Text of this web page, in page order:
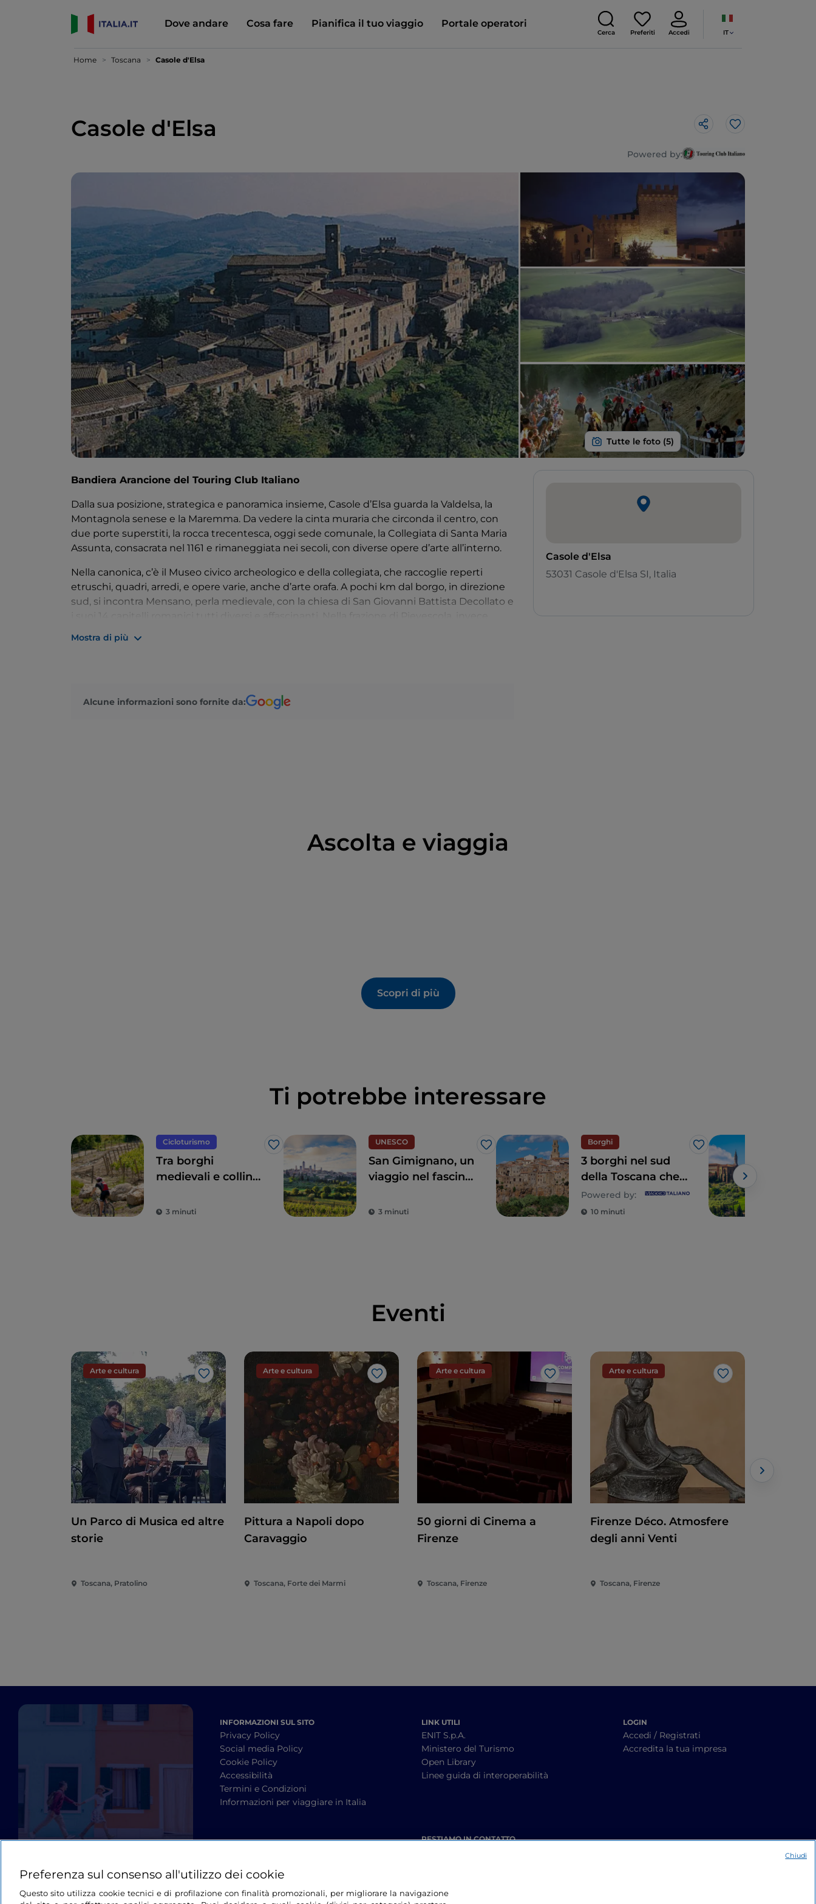
Dove andare Cosa fare Pianifica il tuo viaggio Portale operatori
Cerca Preferiti Accedi IT
Home Toscana Casole d'Elsa
Casole d'Elsa Like
Powered by:
Bandiera Arancione del Touring Club Italiano
Dalla sua posizione, strategica e panoramica insieme, Casole d’Elsa guarda la Valdelsa, la
Montagnola senese e la Maremma. Da vedere la cinta muraria che circonda il centro, con
due porte superstiti, la rocca trecentesca, oggi sede comunale, la Collegiata di Santa Maria
Assunta, consacrata nel 1161 e rimaneggiata nei secoli, con diverse opere d’arte all’interno.
Nella canonica, c’è il Museo civico archeologico e della collegiata, che raccoglie reperti
etruschi, quadri, arredi, e opere varie, anche d’arte orafa. A pochi km dal borgo, in direzione
sud, si incontra Mensano, perla medievale, con la chiesa di San Giovanni Battista Decollato e
Mostra di più
Alcune informazioni sono fornite da:
Casole d'Elsa
53031 Casole d'Elsa SI, Italia
Ascolta e viaggia
Scopri di più
Ti potrebbe interessare
Cicloturismo
Like
Tra borghi
medievali e colline
lungo gli sterrati
3 minuti
UNESCO
Like
San Gimignano, un
viaggio nel fascino
nella magia della
3 minuti
Borghi
Like
3 borghi nel sud
della Toscana che
meritano di essere
visitati
Powered by:
10 minuti
Eventi
Arte e cultura
Like
Un Parco di Musica ed altre
storie
Toscana, Pratolino
Arte e cultura
Like
Pittura a Napoli dopo
Caravaggio
Toscana, Forte dei Marmi
Arte e cultura
Like
50 giorni di Cinema a
Firenze
Toscana, Firenze
Arte e cultura
Like
Firenze Déco. Atmosfere
degli anni Venti
Toscana, Firenze
INFORMAZIONI SUL SITO
Privacy Policy
Social media Policy
Cookie Policy
Accessibilità
Termini e Condizioni
Informazioni per viaggiare in Italia
LINK UTILI
ENIT S.p.A.
Ministero del Turismo
Open Library
Linee guida di interoperabilità
RESTIAMO IN CONTATTO
LOGIN
Accedi / Registrati
Accredita la tua impresa
Preferenza sul consenso all'utilizzo dei cookie
Questo sito utilizza cookie tecnici e di profilazione con finalità promozionali, per migliorare la navigazione
Chiudi